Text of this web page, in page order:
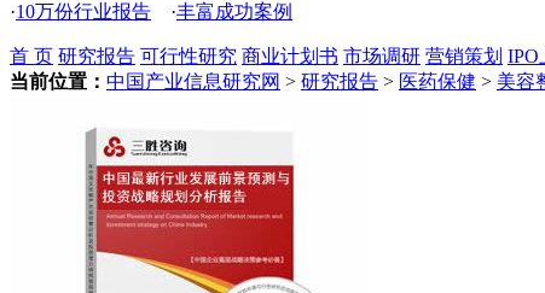
·10万份行业报告 ·丰富成功案例
首 页 研究报告 可行性研究 商业计划书 市场调研 营销策划 IPO
当前位置： 中国产业信息研究网 > 研究报告 > 医药保健 > 美容